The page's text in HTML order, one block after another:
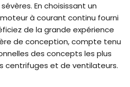
En choisissant un
à courant continu fourni
de la grande expérience
de conception, compte tenu
des concepts les plus
centrifuges et de ventilateurs.